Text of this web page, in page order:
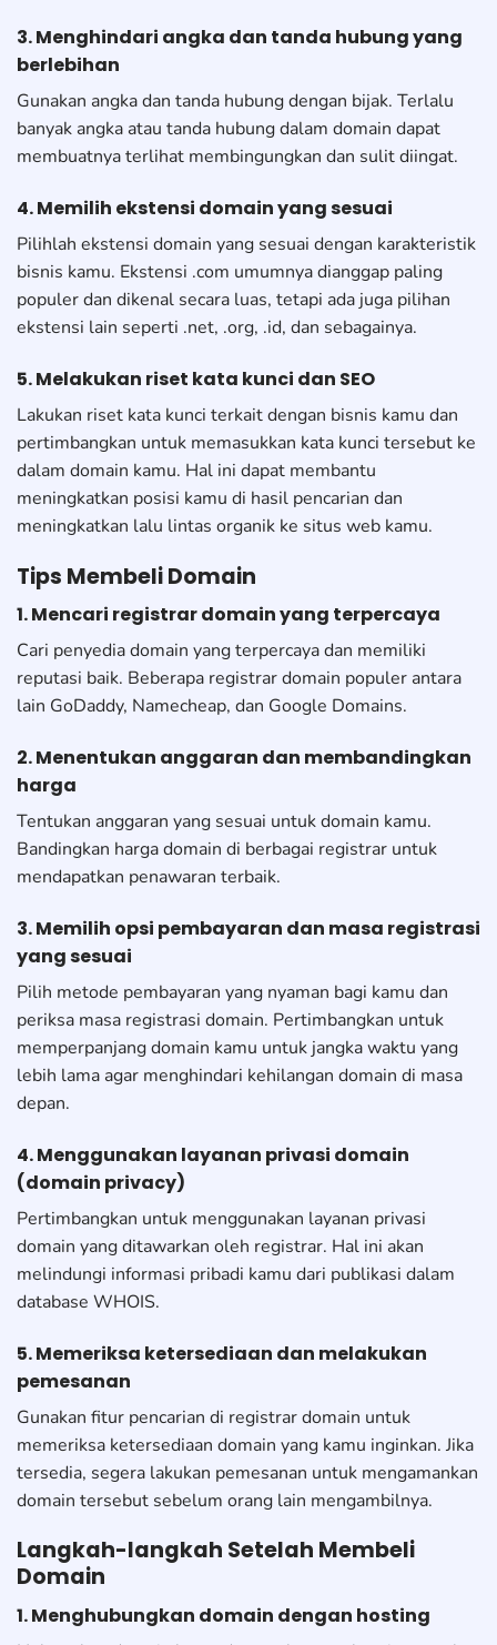
3. Menghindari angka dan tanda hubung yang
berlebihan
Gunakan angka dan tanda hubung dengan bijak. Terlalu
banyak angka atau tanda hubung dalam domain dapat
membuatnya terlihat membingungkan dan sulit diingat.
4. Memilih ekstensi domain yang sesuai
Pilihlah ekstensi domain yang sesuai dengan karakteristik
bisnis kamu. Ekstensi .com umumnya dianggap paling
populer dan dikenal secara luas, tetapi ada juga pilihan
ekstensi lain seperti .net, .org, .id, dan sebagainya.
5. Melakukan riset kata kunci dan SEO
Lakukan riset kata kunci terkait dengan bisnis kamu dan
pertimbangkan untuk memasukkan kata kunci tersebut ke
dalam domain kamu. Hal ini dapat membantu
meningkatkan posisi kamu di hasil pencarian dan
meningkatkan lalu lintas organik ke situs web kamu.
Tips Membeli Domain
1. Mencari registrar domain yang terpercaya
Cari penyedia domain yang terpercaya dan memiliki
reputasi baik. Beberapa registrar domain populer antara
lain GoDaddy, Namecheap, dan Google Domains.
2. Menentukan anggaran dan membandingkan
harga
Tentukan anggaran yang sesuai untuk domain kamu.
Bandingkan harga domain di berbagai registrar untuk
mendapatkan penawaran terbaik.
3. Memilih opsi pembayaran dan masa registrasi
yang sesuai
Pilih metode pembayaran yang nyaman bagi kamu dan
periksa masa registrasi domain. Pertimbangkan untuk
memperpanjang domain kamu untuk jangka waktu yang
lebih lama agar menghindari kehilangan domain di masa
depan.
4. Menggunakan layanan privasi domain
(domain privacy)
Pertimbangkan untuk menggunakan layanan privasi
domain yang ditawarkan oleh registrar. Hal ini akan
melindungi informasi pribadi kamu dari publikasi dalam
database WHOIS.
5. Memeriksa ketersediaan dan melakukan
pemesanan
Gunakan fitur pencarian di registrar domain untuk
memeriksa ketersediaan domain yang kamu inginkan. Jika
tersedia, segera lakukan pemesanan untuk mengamankan
domain tersebut sebelum orang lain mengambilnya.
Langkah-langkah Setelah Membeli
Domain
1. Menghubungkan domain dengan hosting